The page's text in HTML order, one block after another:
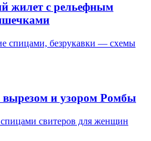
жилет с рельефным
спицами, безрукавки — схемы
вырезом и узором Ромбы
свитеров для женщин